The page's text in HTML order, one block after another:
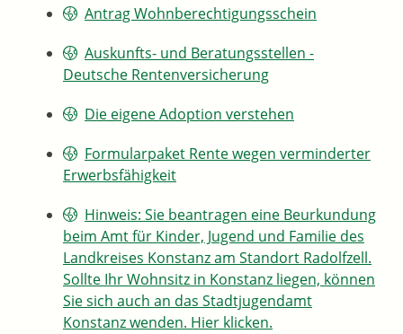
Antrag Wohnberechtigungsschein
Auskunfts- und Beratungsstellen -
Deutsche Rentenversicherung
Die eigene Adoption verstehen
Formularpaket Rente wegen verminderter
Erwerbsfähigkeit
Hinweis: Sie beantragen eine Beurkundung
beim Amt für Kinder, Jugend und Familie des
Landkreises Konstanz am Standort Radolfzell.
Sollte Ihr Wohnsitz in Konstanz liegen, können
Sie sich auch an das Stadtjugendamt
Konstanz wenden. Hier klicken.